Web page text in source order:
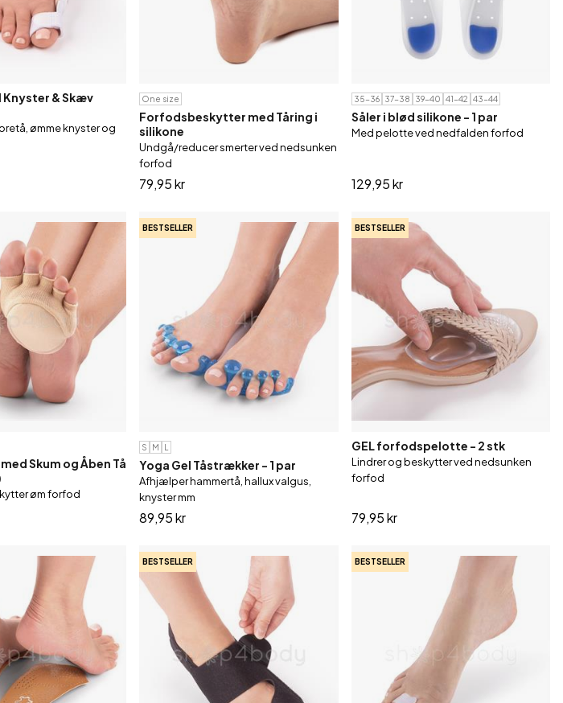
Knyster & Skæv
ømme knyster og
One size
Forfodsbeskytter med Tåring i
silikone
Undgå/reducer smerter ved nedsunken
forfod
79,95 kr
35-36 37-38 39-40 41-42 43-44
Såler i blød silikone - 1 par
Med pelotte ved nedfalden forfod
129,95 kr
Skum og Åben Tå
øm forfod
BESTSELLER
S M L
Yoga Gel Tåstrækker - 1 par
Afhjælper hammertå, hallux valgus,
knyster mm
89,95 kr
BESTSELLER
GEL forfodspelotte - 2 stk
Lindrer og beskytter ved nedsunken
forfod
79,95 kr
BESTSELLER BESTSELLER